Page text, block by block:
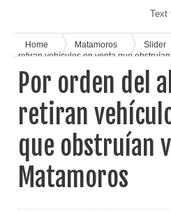
Home Matamoros Slider
retiran vehículos en venta que
Por orden del
retiran
que obstruían
Matamoros